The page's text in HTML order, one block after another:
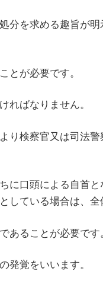
分を求める趣旨が
とが必要です。
ればなりません。
り検察官又は司法
に口頭による自首
している場合は、全
あることが必要です。
発覚をいいます。